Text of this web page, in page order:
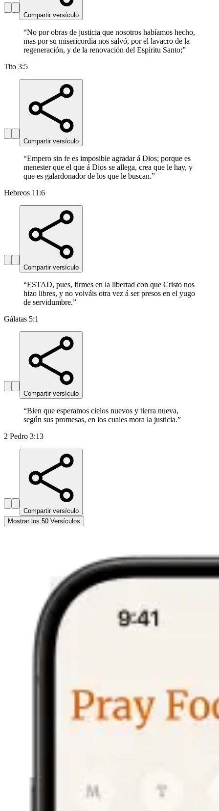
Compartir versículo
“No por obras de justicia que nosotros habíamos hecho,
mas por su misericordia nos salvó, por el lavacro de la
regeneración, y de la renovación del Espíritu Santo;”
Tito 3:5
Compartir versículo
“Empero sin fe es imposible agradar á Dios; porque es
menester que el que á Dios se allega, crea que le hay, y
que es galardonador de los que le buscan.”
Hebreos 11:6
Compartir versículo
“ESTAD, pues, firmes en la libertad con que Cristo nos
hizo libres, y no volváis otra vez á ser presos en el yugo
de servidumbre.”
Gálatas 5:1
Compartir versículo
“Bien que esperamos cielos nuevos y tierra nueva,
según sus promesas, en los cuales mora la justicia.”
2 Pedro 3:13
Compartir versículo
Mostrar los 50 Versículos